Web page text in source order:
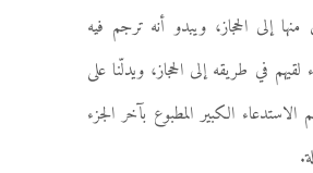
إلى الحجاز، ويبدو أنه ترجم فيه
لقيهم في طريقه إلى الحجاز، ويدلّنا على
الكبير المطبوع بآخر الجزء